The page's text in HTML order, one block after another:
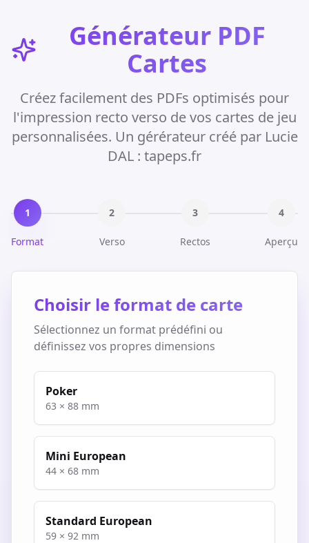
Générateur PDF
Cartes
Créez facilement des PDFs optimisés pour
l'impression recto verso de vos cartes de jeu
personnalisées. Un gérérateur créé par Lucie
DAL : tapeps.fr
1
Format
2
Verso
3
Rectos
4
Aperçu
Choisir le format de carte
Sélectionnez un format prédéfini ou
définissez vos propres dimensions
Poker
63 × 88 mm
Mini European
44 × 68 mm
Standard European
59 × 92 mm